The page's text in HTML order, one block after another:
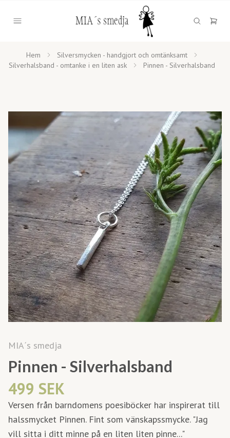
Hem
Silversmycken - handgjort och omtänksamt
Silverhalsband - omtanke i en liten ask
Pinnen - Silverhalsband
MIA´s smedja
Pinnen - Silverhalsband
499 SEK
Versen från barndomens poesiböcker har inspirerat till
halssmycket Pinnen. Fint som vänskapssmycke. "Jag
vill sitta i ditt minne på en liten liten pinne..."